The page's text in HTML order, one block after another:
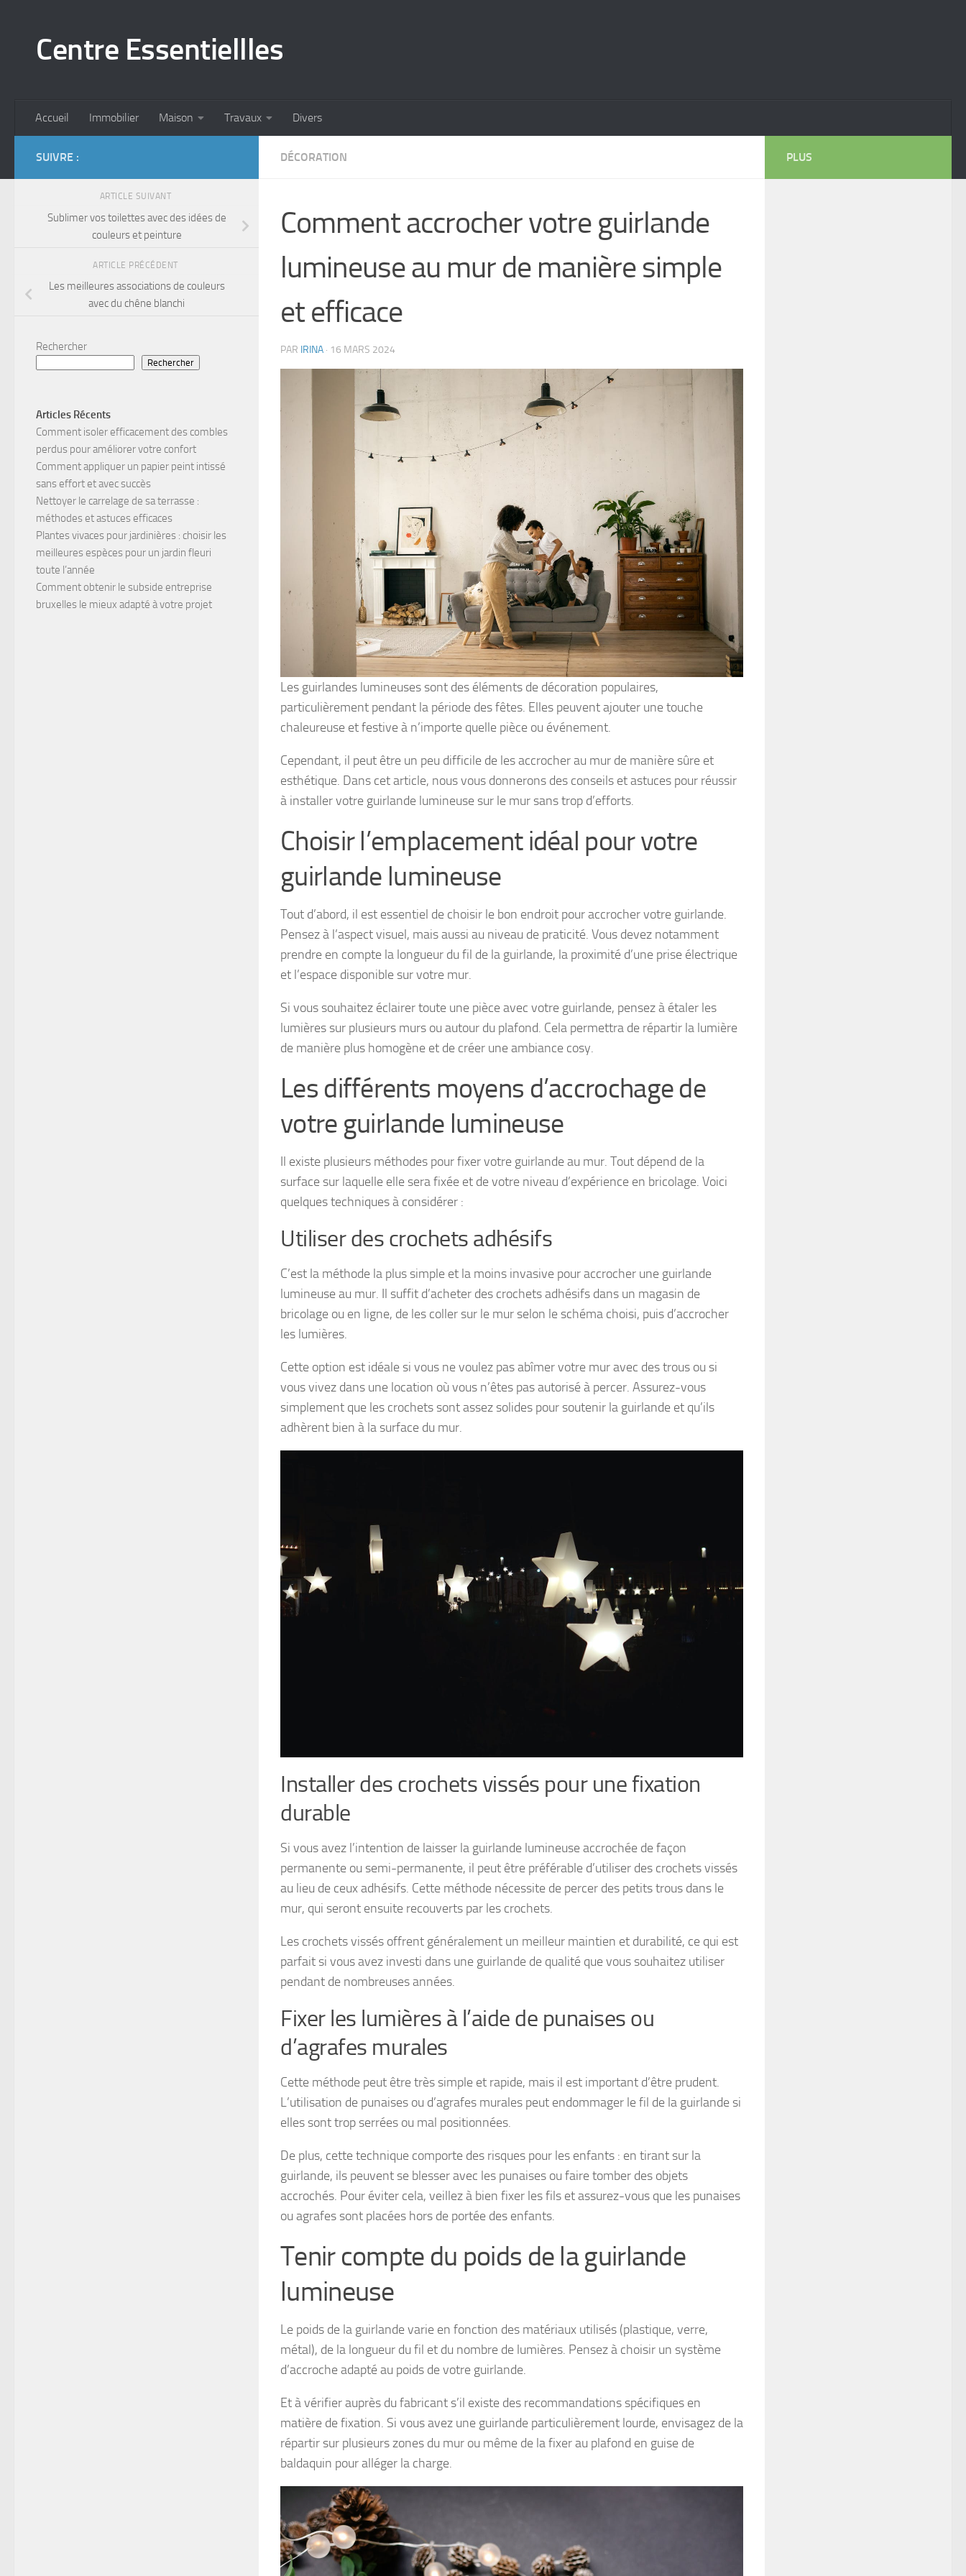
Centre Essentiellles
Accueil Immobilier Maison Travaux Divers
DÉCORATION
Comment accrocher votre guirlande
lumineuse au mur de manière simple
et efficace
PAR IRINA · 16 MARS 2024
Les guirlandes lumineuses sont des éléments de décoration populaires,
particulièrement pendant la période des fêtes. Elles peuvent ajouter une touche
chaleureuse et festive à n’importe quelle pièce ou événement.
Cependant, il peut être un peu difficile de les accrocher au mur de manière sûre et
esthétique. Dans cet article, nous vous donnerons des conseils et astuces pour réussir
à installer votre guirlande lumineuse sur le mur sans trop d’efforts.
Choisir l’emplacement idéal pour votre
guirlande lumineuse
Tout d’abord, il est essentiel de choisir le bon endroit pour accrocher votre guirlande.
Pensez à l’aspect visuel, mais aussi au niveau de praticité. Vous devez notamment
prendre en compte la longueur du fil de la guirlande, la proximité d’une prise électrique
et l’espace disponible sur votre mur.
Si vous souhaitez éclairer toute une pièce avec votre guirlande, pensez à étaler les
lumières sur plusieurs murs ou autour du plafond. Cela permettra de répartir la lumière
de manière plus homogène et de créer une ambiance cosy.
Les différents moyens d’accrochage de
votre guirlande lumineuse
Il existe plusieurs méthodes pour fixer votre guirlande au mur. Tout dépend de la
surface sur laquelle elle sera fixée et de votre niveau d’expérience en bricolage. Voici
quelques techniques à considérer :
Utiliser des crochets adhésifs
C’est la méthode la plus simple et la moins invasive pour accrocher une guirlande
lumineuse au mur. Il suffit d’acheter des crochets adhésifs dans un magasin de
bricolage ou en ligne, de les coller sur le mur selon le schéma choisi, puis d’accrocher
les lumières.
Cette option est idéale si vous ne voulez pas abîmer votre mur avec des trous ou si
vous vivez dans une location où vous n’êtes pas autorisé à percer. Assurez-vous
simplement que les crochets sont assez solides pour soutenir la guirlande et qu’ils
adhèrent bien à la surface du mur.
Installer des crochets vissés pour une fixation
durable
Si vous avez l’intention de laisser la guirlande lumineuse accrochée de façon
permanente ou semi-permanente, il peut être préférable d’utiliser des crochets vissés
au lieu de ceux adhésifs. Cette méthode nécessite de percer des petits trous dans le
mur, qui seront ensuite recouverts par les crochets.
Les crochets vissés offrent généralement un meilleur maintien et durabilité, ce qui est
parfait si vous avez investi dans une guirlande de qualité que vous souhaitez utiliser
pendant de nombreuses années.
Fixer les lumières à l’aide de punaises ou
d’agrafes murales
Cette méthode peut être très simple et rapide, mais il est important d’être prudent.
L’utilisation de punaises ou d’agrafes murales peut endommager le fil de la guirlande si
elles sont trop serrées ou mal positionnées.
De plus, cette technique comporte des risques pour les enfants : en tirant sur la
guirlande, ils peuvent se blesser avec les punaises ou faire tomber des objets
accrochés. Pour éviter cela, veillez à bien fixer les fils et assurez-vous que les punaises
ou agrafes sont placées hors de portée des enfants.
Tenir compte du poids de la guirlande
lumineuse
Le poids de la guirlande varie en fonction des matériaux utilisés (plastique, verre,
métal), de la longueur du fil et du nombre de lumières. Pensez à choisir un système
d’accroche adapté au poids de votre guirlande.
Et à vérifier auprès du fabricant s’il existe des recommandations spécifiques en
matière de fixation. Si vous avez une guirlande particulièrement lourde, envisagez de la
répartir sur plusieurs zones du mur ou même de la fixer au plafond en guise de
baldaquin pour alléger la charge.
SUIVRE :
ARTICLE SUIVANT
Sublimer vos toilettes avec des idées de
couleurs et peinture
ARTICLE PRÉCÉDENT
Les meilleures associations de couleurs
avec du chêne blanchi
Rechercher
Rechercher
Articles Récents
Comment isoler efficacement des combles
perdus pour améliorer votre confort
Comment appliquer un papier peint intissé
sans effort et avec succès
Nettoyer le carrelage de sa terrasse :
méthodes et astuces efficaces
Plantes vivaces pour jardinières : choisir les
meilleures espèces pour un jardin fleuri
toute l’année
Comment obtenir le subside entreprise
bruxelles le mieux adapté à votre projet
PLUS